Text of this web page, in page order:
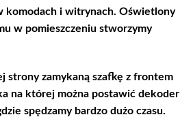
komodach i witrynach. Oświetlony
w pomieszczeniu stworzymy
strony zamykaną szafkę z frontem
na której można postawić dekoder
spędzamy bardzo dużo czasu.